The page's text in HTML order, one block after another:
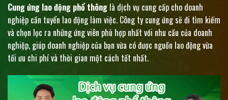
Cung ứng lao động phổ thông là dịch vụ cung cấp cho doanh
nghiệp cần tuyển lao động làm việc. Công ty cung ứng sẽ đi tìm kiếm
và chọn lọc ra những ứng viên phù hợp nhất với nhu cầu của doanh
nghiệp, giúp doanh nghiệp của bạn vừa có được nguồn lao động vừa
tối ưu chi phí và thời gian một cách tốt nhất.